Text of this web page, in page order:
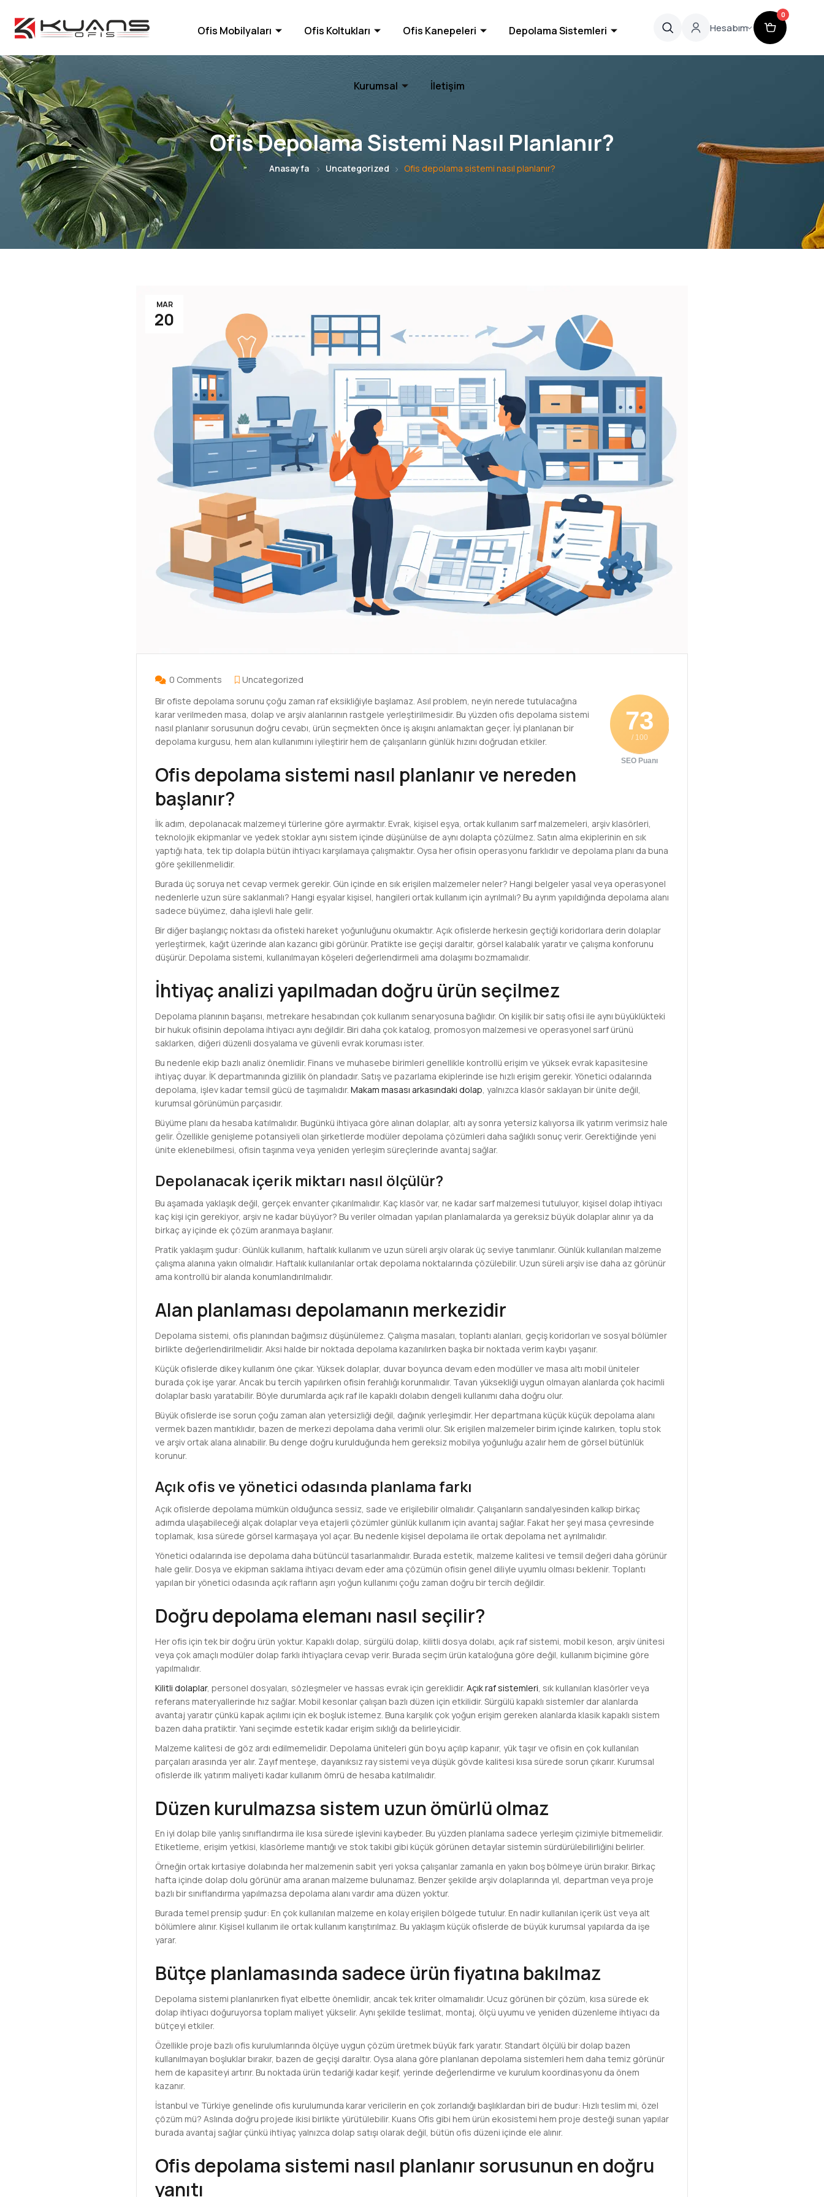
Ofis Mobilyaları Ofis Koltukları Ofis Kanepeleri Depolama Sistemleri
Kurumsal İletişim
Hesabım
0
Ofis Depolama Sistemi Nasıl Planlanır?
Anasayfa Uncategorized Ofis depolama sistemi nasıl planlanır?
MAR
20
0 Comments Uncategorized
73
/ 100
SEO Puanı
Bir ofiste depolama sorunu çoğu zaman raf eksikliğiyle başlamaz. Asıl problem, neyin nerede tutulacağına
karar verilmeden masa, dolap ve arşiv alanlarının rastgele yerleştirilmesidir. Bu yüzden ofis depolama sistemi
nasıl planlanır sorusunun doğru cevabı, ürün seçmekten önce iş akışını anlamaktan geçer. İyi planlanan bir
depolama kurgusu, hem alan kullanımını iyileştirir hem de çalışanların günlük hızını doğrudan etkiler.
Ofis depolama sistemi nasıl planlanır ve nereden
başlanır?
İlk adım, depolanacak malzemeyi türlerine göre ayırmaktır. Evrak, kişisel eşya, ortak kullanım sarf malzemeleri, arşiv klasörleri,
teknolojik ekipmanlar ve yedek stoklar aynı sistem içinde düşünülse de aynı dolapta çözülmez. Satın alma ekiplerinin en sık
yaptığı hata, tek tip dolapla bütün ihtiyacı karşılamaya çalışmaktır. Oysa her ofisin operasyonu farklıdır ve depolama planı da buna
göre şekillenmelidir.
Burada üç soruya net cevap vermek gerekir. Gün içinde en sık erişilen malzemeler neler? Hangi belgeler yasal veya operasyonel
nedenlerle uzun süre saklanmalı? Hangi eşyalar kişisel, hangileri ortak kullanım için ayrılmalı? Bu ayrım yapıldığında depolama alanı
sadece büyümez, daha işlevli hale gelir.
Bir diğer başlangıç noktası da ofisteki hareket yoğunluğunu okumaktır. Açık ofislerde herkesin geçtiği koridorlara derin dolaplar
yerleştirmek, kağıt üzerinde alan kazancı gibi görünür. Pratikte ise geçişi daraltır, görsel kalabalık yaratır ve çalışma konforunu
düşürür. Depolama sistemi, kullanılmayan köşeleri değerlendirmeli ama dolaşımı bozmamalıdır.
İhtiyaç analizi yapılmadan doğru ürün seçilmez
Depolama planının başarısı, metrekare hesabından çok kullanım senaryosuna bağlıdır. On kişilik bir satış ofisi ile aynı büyüklükteki
bir hukuk ofisinin depolama ihtiyacı aynı değildir. Biri daha çok katalog, promosyon malzemesi ve operasyonel sarf ürünü
saklarken, diğeri düzenli dosyalama ve güvenli evrak koruması ister.
Bu nedenle ekip bazlı analiz önemlidir. Finans ve muhasebe birimleri genellikle kontrollü erişim ve yüksek evrak kapasitesine
ihtiyaç duyar. İK departmanında gizlilik ön plandadır. Satış ve pazarlama ekiplerinde ise hızlı erişim gerekir. Yönetici odalarında
depolama, işlev kadar temsil gücü de taşımalıdır. Makam masası arkasındaki dolap , yalnızca klasör saklayan bir ünite değil,
kurumsal görünümün parçasıdır.
Büyüme planı da hesaba katılmalıdır. Bugünkü ihtiyaca göre alınan dolaplar, altı ay sonra yetersiz kalıyorsa ilk yatırım verimsiz hale
gelir. Özellikle genişleme potansiyeli olan şirketlerde modüler depolama çözümleri daha sağlıklı sonuç verir. Gerektiğinde yeni
ünite eklenebilmesi, ofisin taşınma veya yeniden yerleşim süreçlerinde avantaj sağlar.
Depolanacak içerik miktarı nasıl ölçülür?
Bu aşamada yaklaşık değil, gerçek envanter çıkarılmalıdır. Kaç klasör var, ne kadar sarf malzemesi tutuluyor, kişisel dolap ihtiyacı
kaç kişi için gerekiyor, arşiv ne kadar büyüyor? Bu veriler olmadan yapılan planlamalarda ya gereksiz büyük dolaplar alınır ya da
birkaç ay içinde ek çözüm aranmaya başlanır.
Pratik yaklaşım şudur: Günlük kullanım, haftalık kullanım ve uzun süreli arşiv olarak üç seviye tanımlanır. Günlük kullanılan malzeme
çalışma alanına yakın olmalıdır. Haftalık kullanılanlar ortak depolama noktalarında çözülebilir. Uzun süreli arşiv ise daha az görünür
ama kontrollü bir alanda konumlandırılmalıdır.
Alan planlaması depolamanın merkezidir
Depolama sistemi, ofis planından bağımsız düşünülemez. Çalışma masaları, toplantı alanları, geçiş koridorları ve sosyal bölümler
birlikte değerlendirilmelidir. Aksi halde bir noktada depolama kazanılırken başka bir noktada verim kaybı yaşanır.
Küçük ofislerde dikey kullanım öne çıkar. Yüksek dolaplar, duvar boyunca devam eden modüller ve masa altı mobil üniteler
burada çok işe yarar. Ancak bu tercih yapılırken ofisin ferahlığı korunmalıdır. Tavan yüksekliği uygun olmayan alanlarda çok hacimli
dolaplar baskı yaratabilir. Böyle durumlarda açık raf ile kapaklı dolabın dengeli kullanımı daha doğru olur.
Büyük ofislerde ise sorun çoğu zaman alan yetersizliği değil, dağınık yerleşimdir. Her departmana küçük küçük depolama alanı
vermek bazen mantıklıdır, bazen de merkezi depolama daha verimli olur. Sık erişilen malzemeler birim içinde kalırken, toplu stok
ve arşiv ortak alana alınabilir. Bu denge doğru kurulduğunda hem gereksiz mobilya yoğunluğu azalır hem de görsel bütünlük
korunur.
Açık ofis ve yönetici odasında planlama farkı
Açık ofislerde depolama mümkün olduğunca sessiz, sade ve erişilebilir olmalıdır. Çalışanların sandalyesinden kalkıp birkaç
adımda ulaşabileceği alçak dolaplar veya etajerli çözümler günlük kullanım için avantaj sağlar. Fakat her şeyi masa çevresinde
toplamak, kısa sürede görsel karmaşaya yol açar. Bu nedenle kişisel depolama ile ortak depolama net ayrılmalıdır.
Yönetici odalarında ise depolama daha bütüncül tasarlanmalıdır. Burada estetik, malzeme kalitesi ve temsil değeri daha görünür
hale gelir. Dosya ve ekipman saklama ihtiyacı devam eder ama çözümün ofisin genel diliyle uyumlu olması beklenir. Toplantı
yapılan bir yönetici odasında açık rafların aşırı yoğun kullanımı çoğu zaman doğru bir tercih değildir.
Doğru depolama elemanı nasıl seçilir?
Her ofis için tek bir doğru ürün yoktur. Kapaklı dolap, sürgülü dolap, kilitli dosya dolabı, açık raf sistemi, mobil keson, arşiv ünitesi
veya çok amaçlı modüler dolap farklı ihtiyaçlara cevap verir. Burada seçim ürün kataloğuna göre değil, kullanım biçimine göre
yapılmalıdır.
Kilitli dolaplar, personel dosyaları, sözleşmeler ve hassas evrak için gereklidir. Açık raf sistemleri , sık kullanılan klasörler veya
referans materyallerinde hız sağlar. Mobil kesonlar çalışan bazlı düzen için etkilidir. Sürgülü kapaklı sistemler dar alanlarda
avantaj yaratır çünkü kapak açılımı için ek boşluk istemez. Buna karşılık çok yoğun erişim gereken alanlarda klasik kapaklı sistem
bazen daha pratiktir. Yani seçimde estetik kadar erişim sıklığı da belirleyicidir.
Malzeme kalitesi de göz ardı edilmemelidir. Depolama üniteleri gün boyu açılıp kapanır, yük taşır ve ofisin en çok kullanılan
parçaları arasında yer alır. Zayıf menteşe, dayanıksız ray sistemi veya düşük gövde kalitesi kısa sürede sorun çıkarır. Kurumsal
ofislerde ilk yatırım maliyeti kadar kullanım ömrü de hesaba katılmalıdır.
Düzen kurulmazsa sistem uzun ömürlü olmaz
En iyi dolap bile yanlış sınıflandırma ile kısa sürede işlevini kaybeder. Bu yüzden planlama sadece yerleşim çizimiyle bitmemelidir.
Etiketleme, erişim yetkisi, klasörleme mantığı ve stok takibi gibi küçük görünen detaylar sistemin sürdürülebilirliğini belirler.
Örneğin ortak kırtasiye dolabında her malzemenin sabit yeri yoksa çalışanlar zamanla en yakın boş bölmeye ürün bırakır. Birkaç
hafta içinde dolap dolu görünür ama aranan malzeme bulunamaz. Benzer şekilde arşiv dolaplarında yıl, departman veya proje
bazlı bir sınıflandırma yapılmazsa depolama alanı vardır ama düzen yoktur.
Burada temel prensip şudur: En çok kullanılan malzeme en kolay erişilen bölgede tutulur. En nadir kullanılan içerik üst veya alt
bölümlere alınır. Kişisel kullanım ile ortak kullanım karıştırılmaz. Bu yaklaşım küçük ofislerde de büyük kurumsal yapılarda da işe
yarar.
Bütçe planlamasında sadece ürün fiyatına bakılmaz
Depolama sistemi planlanırken fiyat elbette önemlidir, ancak tek kriter olmamalıdır. Ucuz görünen bir çözüm, kısa sürede ek
dolap ihtiyacı doğuruyorsa toplam maliyet yükselir. Aynı şekilde teslimat, montaj, ölçü uyumu ve yeniden düzenleme ihtiyacı da
bütçeyi etkiler.
Özellikle proje bazlı ofis kurulumlarında ölçüye uygun çözüm üretmek büyük fark yaratır. Standart ölçülü bir dolap bazen
kullanılmayan boşluklar bırakır, bazen de geçişi daraltır. Oysa alana göre planlanan depolama sistemleri hem daha temiz görünür
hem de kapasiteyi artırır. Bu noktada ürün tedariği kadar keşif, yerinde değerlendirme ve kurulum koordinasyonu da önem
kazanır.
İstanbul ve Türkiye genelinde ofis kurulumunda karar vericilerin en çok zorlandığı başlıklardan biri de budur: Hızlı teslim mi, özel
çözüm mü? Aslında doğru projede ikisi birlikte yürütülebilir. Kuans Ofis gibi hem ürün ekosistemi hem proje desteği sunan yapılar
burada avantaj sağlar çünkü ihtiyaç yalnızca dolap satışı olarak değil, bütün ofis düzeni içinde ele alınır.
Ofis depolama sistemi nasıl planlanır sorusunun en doğru
yanıtı